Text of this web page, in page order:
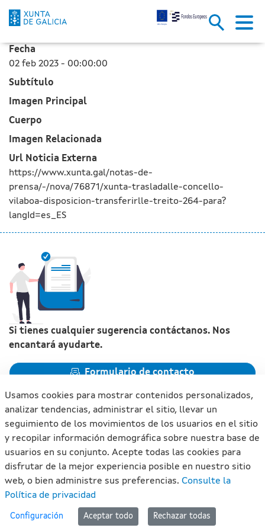
La Xunta le traslada al
Saltar al contenido principal
Fecha
02 feb 2023 - 00:00:00
Subtítulo
Imagen Principal
Cuerpo
Imagen Relacionada
Url Noticia Externa
https://www.xunta.gal/notas-de-
prensa/-/nova/76871/xunta-trasladalle-concello-
vilaboa-disposicion-transferirlle-treito-264-para?
langId=es_ES
Si tienes cualquier sugerencia contáctanos. Nos
encantará ayudarte.
Formulario de contacto
Xunta de Galicia. Información mantenida y publicada en
internet por la Xunta de Galicia
Atención a la ciudadanía
Accesibilidad
Usamos cookies para mostrar contenidos personalizados,
analizar tendencias, administrar el sitio, llevar un
seguimiento de los movimientos de los usuarios en el sitio
y recopilar información demográfica sobre nuestra base de
usuarios en su conjunto. Acepte todas las cookies para
disfrutar de la mejor experiencia posible en nuestro sitio
web, o bien administre sus preferencias. Consulte la
Política de privacidad
Configuración Aceptar todo Rechazar todas